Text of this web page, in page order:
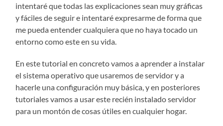
intentaré que todas las explicaciones sean muy gráficas
y fáciles de seguir e intentaré expresarme de forma que
me pueda entender cualquiera que no haya tocado un
entorno como este en su vida.
En este tutorial en concreto vamos a aprender a instalar
el sistema operativo que usaremos de servidor y a
hacerle una configuración muy básica, y en posteriores
tutoriales vamos a usar este recién instalado servidor
para un montón de cosas útiles en cualquier hogar.